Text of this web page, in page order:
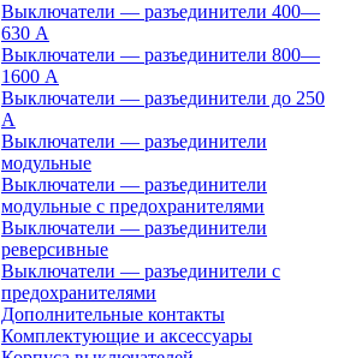
Выключатели — разъединители 400—
630 А
Выключатели — разъединители 800—
1600 А
Выключатели — разъединители до 250
А
Выключатели — разъединители
модульные
Выключатели — разъединители
модульные с предохранителями
Выключатели — разъединители
реверсивные
Выключатели — разъединители с
предохранителями
Дополнительные контакты
Комплектующие и аксессуары